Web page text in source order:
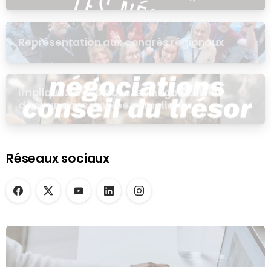
Représentation aux congrès régionaux
Impliquez-vous dans les négociations
dans une assemblée virtuelle
Réseaux sociaux